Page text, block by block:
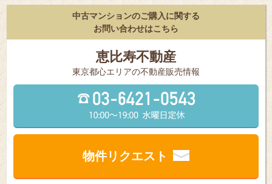
中古マンションのご購入に関する
お問い合わせはこちら
恵比寿不動産
東京都⼼エリアの不動産販売情報
物件リクエスト